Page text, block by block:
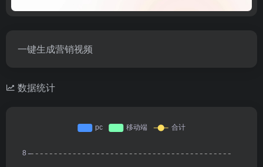
一键生成营销视频
数据统计